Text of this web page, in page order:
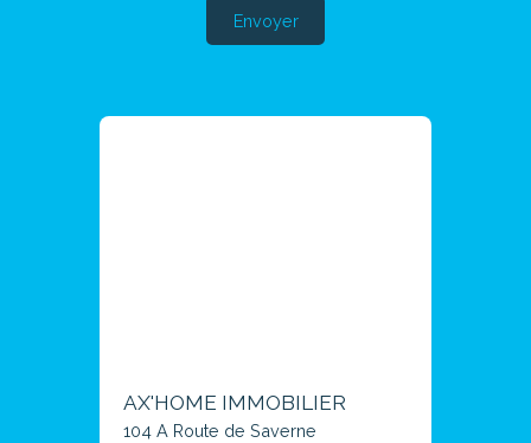
Envoyer
AX'HOME IMMOBILIER
104 A Route de Saverne